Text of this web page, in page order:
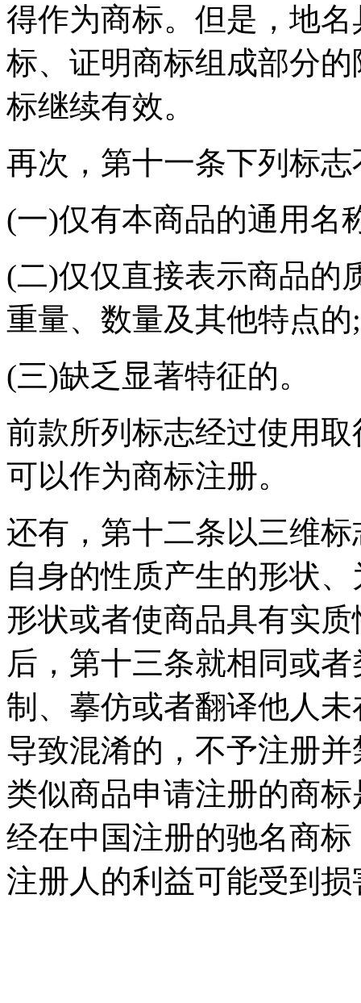
得作为商标。但是，地
标、证明商标组成部分
标继续有效。
再次，第十一条下列标
(一)仅有本商品的通用名
(二)仅仅直接表示商品的
重量、数量及其他特点的;
(三)缺乏显著特征的。
前款所列标志经过使用
可以作为商标注册。
还有，第十二条以三维
自身的性质产生的形状
形状或者使商品具有实
后，第十三条就相同或
制、摹仿或者翻译他人
导致混淆的，不予注册
类似商品申请注册的商
经在中国注册的驰名商
注册人的利益可能受到